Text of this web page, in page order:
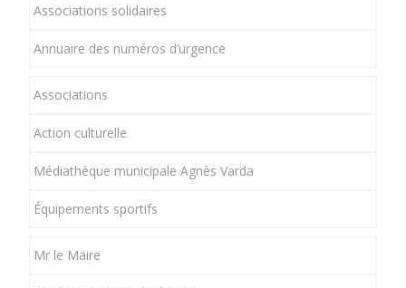
Associations solidaires
Annuaire des numéros d’urgence
Associations
Action culturelle
Médiathèque municipale Agnès Varda
Équipements sportifs
Mr le Maire